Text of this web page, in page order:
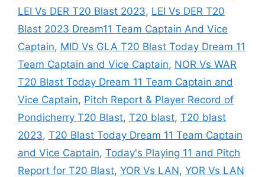
LEI Vs DER T20 Blast 2023, LEI Vs DER T20
Blast 2023 Dream11 Team Captain And Vice
Captain, MID Vs GLA T20 Blast Today Dream 11
Team Captain and Vice Captain, NOR Vs WAR
T20 Blast Today Dream 11 Team Captain and
Vice Captain, Pitch Report & Player Record of
Pondicherry T20 Blast, T20 blast, T20 blast
2023, T20 Blast Today Dream 11 Team Captain
and Vice Captain, Today's Playing 11 and Pitch
Report for T20 Blast, YOR Vs LAN, YOR Vs LAN